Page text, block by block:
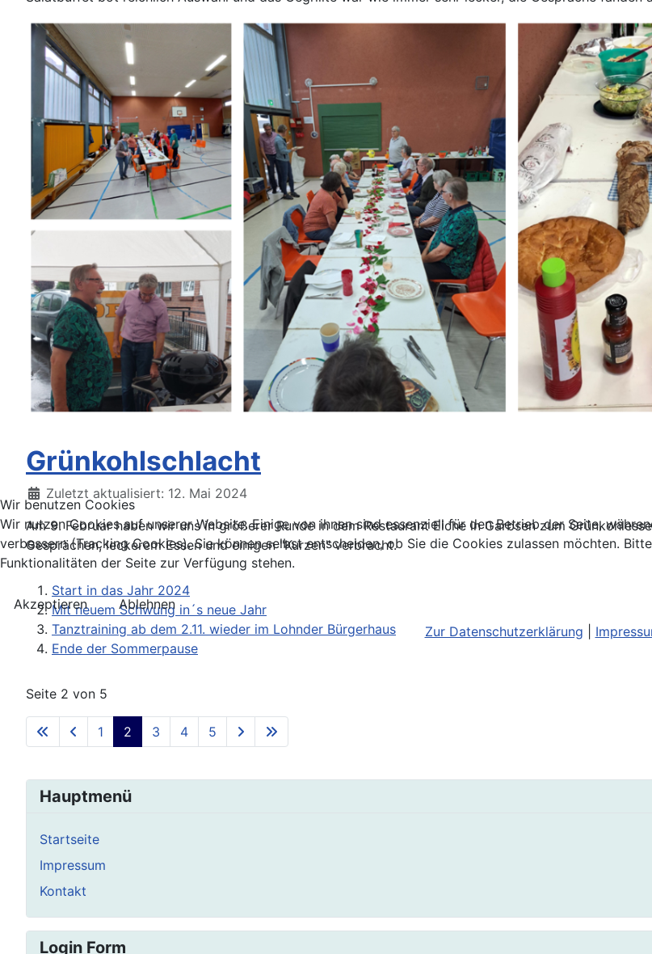
Grünkohlschlacht
DetailsZuletzt aktualisiert: 12. Mai 2024
Am 9. Februar haben wir uns in größerer Runde in dem Restaurant Eiche in Garbsen zum
Gesprächen, leckerem Essen und einigen "Kurzen" verbracht.
Start in das Jahr 2024
Mit neuem Schwung in´s neue Jahr
Tanztraining ab dem 2.11. wieder im Lohnder Bürgerhaus
Ende der Sommerpause
Seite 2 von 5
1 2 3 4 5
Hauptmenü
Startseite
Impressum
Kontakt
Login Form
Wir benutzen Cookies
Wir nutzen Cookies auf unserer Website. Einige von ihnen sind essenziell für den Betrieb der Seite,
verbessern (Tracking Cookies). Sie können selbst entscheiden, ob Sie die Cookies zulassen möchten.
Funktionalitäten der Seite zur Verfügung stehen.
Akzeptieren
Ablehnen
Zur Datenschutzerklärung